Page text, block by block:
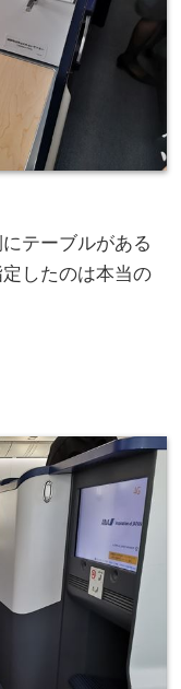
テーブルがある
したのは本当の